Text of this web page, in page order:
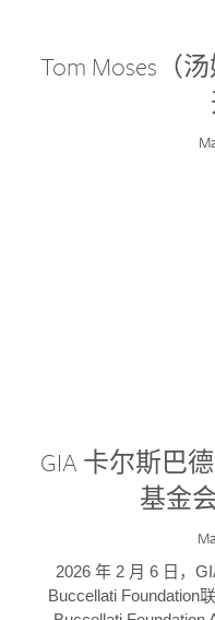
Tom Moses（
GIA 卡尔斯巴
基金
2026 年 2 月 6 日，
Buccellati Foundation